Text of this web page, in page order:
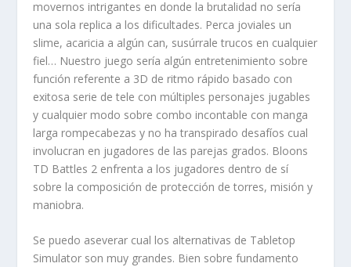
movernos intrigantes en donde la brutalidad no serí­a
una sola replica a los dificultades. Perca joviales un
slime, acaricia a algún can, susúrrale trucos en cualquier
fiel… Nuestro juego serí­a algún entretenimiento sobre
función referente a 3D de ritmo rápido basado con
exitosa serie de tele con múltiples personajes jugables
y cualquier modo sobre combo incontable con manga
larga rompecabezas y no ha transpirado desafíos cual
involucran en jugadores de las parejas grados. Bloons
TD Battles 2 enfrenta a los jugadores dentro de sí
sobre la composición de protección de torres, misión y
maniobra.
Se puedo aseverar cual los alternativas de Tabletop
Simulator son muy grandes. Bien sobre fundamento